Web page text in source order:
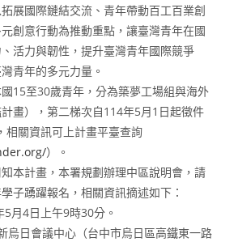
展國際鏈結交流、青年帶動百工百業創
創意行動為推動重點，讓臺灣青年在國
活力與韌性，提升臺灣青年國際競爭
青年的多元力量。
15至30歲青年，分為築夢工場組與海外
畫），第二梯次自114年5月1日起徵件
相關資訊可上計畫平臺查詢
）。
本計畫，本署規劃辦理中區說明會，請
子踴躍報名，相關資訊摘述如下：
月4日上午9時30分。
烏日會議中心（台中市烏日區高鐵東一路